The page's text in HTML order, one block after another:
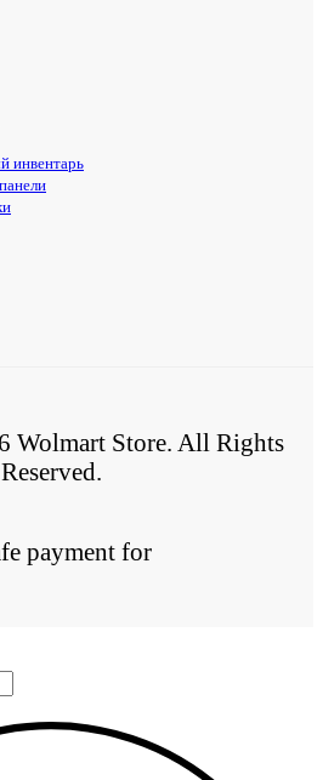
инвентарь
Wolmart Store. All Rights
Reserved.
payment for